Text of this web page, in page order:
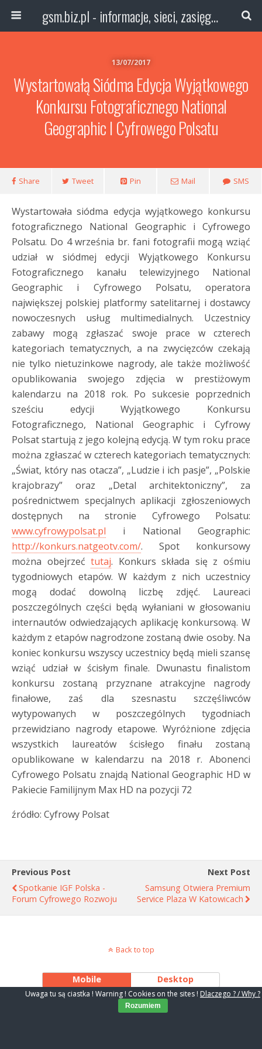
gsm.biz.pl - informacje, sieci, zasięg technologie
13/07/2017
Wystartowałą Siódma Edycja Wyjątkowego
Konkursu Fotograficznego National
Geographic I Cyfrowego Polsatu
Share Tweet Pin Mail SMS
Wystartowała siódma edycja wyjątkowego konkursu
fotograficznego National Geographic i Cyfrowego
Polsatu. Do 4 września br. fani fotografii mogą wziąć
udział w siódmej edycji Wyjątkowego Konkursu
Fotograficznego kanału telewizyjnego National
Geographic i Cyfrowego Polsatu, operatora
największej polskiej platformy satelitarnej i dostawcy
nowoczesnych usług multimedialnych. Uczestnicy
zabawy mogą zgłaszać swoje prace w czterech
kategoriach tematycznych, a na zwycięzców czekają
nie tylko nietuzinkowe nagrody, ale także możliwość
opublikowania swojego zdjęcia w prestiżowym
kalendarzu na 2018 rok. Po sukcesie poprzednich
sześciu edycji Wyjątkowego Konkursu
Fotograficznego, National Geographic i Cyfrowy
Polsat startują z jego kolejną edycją. W tym roku prace
można zgłaszać w czterech kategoriach tematycznych:
„Świat, który nas otacza”, „Ludzie i ich pasje”, „Polskie
krajobrazy” oraz „Detal architektoniczny”, za
pośrednictwem specjalnych aplikacji zgłoszeniowych
dostępnych na stronie Cyfrowego Polsatu:
www.cyfrowypolsat.pl i National Geographic:
http://konkurs.natgeotv.com/. Spot konkursowy
można obejrzećtutaj. Konkurs składa się z ośmiu
tygodniowych etapów. W każdym z nich uczestnicy
mogą dodać dowolną liczbę zdjęć. Laureaci
poszczególnych części będą wyłaniani w głosowaniu
internautów odwiedzających aplikację konkursową. W
każdym z etapów nagrodzone zostaną dwie osoby. Na
koniec konkursu wszyscy uczestnicy będą mieli szansę
wziąć udział w ścisłym finale. Dwunastu finalistom
konkursu zostaną przyznane atrakcyjne nagrody
finałowe, zaś dla szesnastu szczęśliwców
wytypowanych w poszczególnych tygodniach
przewidziano nagrody etapowe. Wyróżnione zdjęcia
wszystkich laureatów ścisłego finału zostaną
opublikowane w kalendarzu na 2018 r. Abonenci
Cyfrowego Polsatu znajdą National Geographic HD w
Pakiecie Familijnym Max HD na pozycji 72
źródło: Cyfrowy Polsat
Previous Post
Spotkanie IGF Polska -
Forum Cyfrowego Rozwoju
Next Post
Samsung Otwiera Premium
Service Plaza W Katowicach
Back to top
Mobile Desktop
Uwaga tu są ciastka ! Warning ! Cookies on the sites ! Dlaczego ? / Why ?
Rozumiem